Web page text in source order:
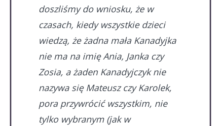
doszliśmy do wniosku, że w
czasach, kiedy wszystkie dzieci
wiedzą, że żadna mała Kanadyjka
nie ma na imię Ania, Janka czy
Zosia, a żaden Kanadyjczyk nie
nazywa się Mateusz czy Karolek,
pora przywrócić wszystkim, nie
tylko wybranym (jak w